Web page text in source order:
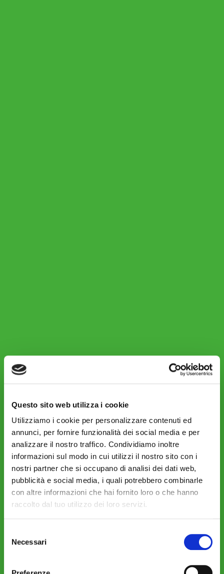
Questo sito web utilizza i cookie
Utilizziamo i cookie per personalizzare contenuti ed
annunci, per fornire funzionalità dei social media e per
analizzare il nostro traffico. Condividiamo inoltre
informazioni sul modo in cui utilizzi il nostro sito con i
nostri partner che si occupano di analisi dei dati web,
pubblicità e social media, i quali potrebbero combinarle
con altre informazioni che hai fornito loro o che hanno
raccolto dal tuo utilizzo dei loro servizi.
delNecessari